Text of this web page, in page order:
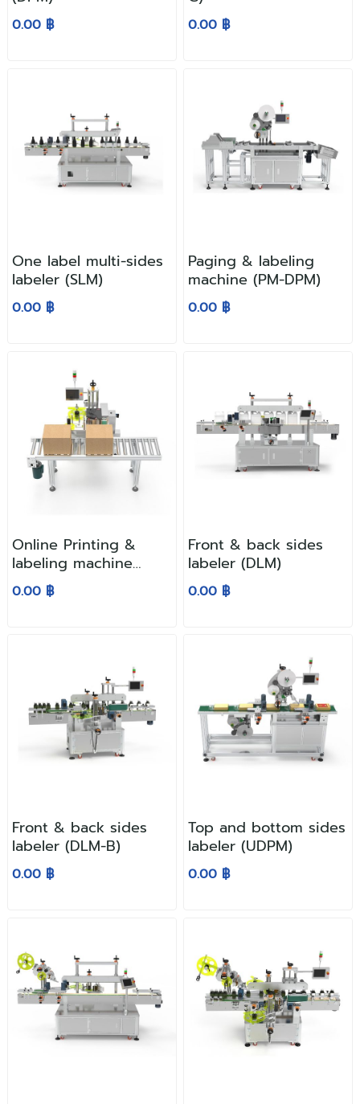
0.00 ฿ 0.00 ฿
One label multi-sides
labeler (SLM)
0.00 ฿
Paging & labeling
machine (PM-DPM)
0.00 ฿
Online Printing &
labeling machine
(RPLM)
0.00 ฿
Front & back sides
labeler (DLM)
0.00 ฿
Front & back sides
labeler (DLM-B)
0.00 ฿
Top and bottom sides
labeler (UDPM)
0.00 ฿